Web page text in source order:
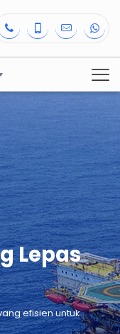
Lepas
efisien untuk